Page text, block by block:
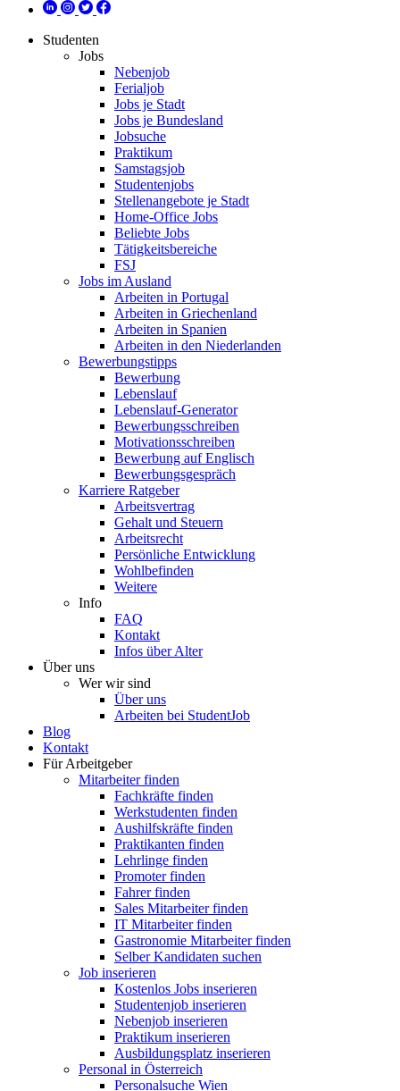
Studenten
Jobs
Nebenjob
Ferialjob
Jobs je Stadt
Jobs je Bundesland
Jobsuche
Praktikum
Samstagsjob
Studentenjobs
Stellenangebote je Stadt
Home-Office Jobs
Beliebte Jobs
Tätigkeitsbereiche
FSJ
Jobs im Ausland
Arbeiten in Portugal
Arbeiten in Griechenland
Arbeiten in Spanien
Arbeiten in den Niederlanden
Bewerbungstipps
Bewerbung
Lebenslauf
Lebenslauf-Generator
Bewerbungsschreiben
Motivationsschreiben
Bewerbung auf Englisch
Bewerbungsgespräch
Karriere Ratgeber
Arbeitsvertrag
Gehalt und Steuern
Arbeitsrecht
Persönliche Entwicklung
Wohlbefinden
Weitere
Info
FAQ
Kontakt
Infos über Alter
Über uns
Wer wir sind
Über uns
Arbeiten bei StudentJob
Blog
Kontakt
Für Arbeitgeber
Mitarbeiter finden
Fachkräfte finden
Werkstudenten finden
Aushilfskräfte finden
Praktikanten finden
Lehrlinge finden
Promoter finden
Fahrer finden
Sales Mitarbeiter finden
IT Mitarbeiter finden
Gastronomie Mitarbeiter finden
Selber Kandidaten suchen
Job inserieren
Kostenlos Jobs inserieren
Studentenjob inserieren
Nebenjob inserieren
Praktikum inserieren
Ausbildungsplatz inserieren
Personal in Österreich
Personalsuche Wien